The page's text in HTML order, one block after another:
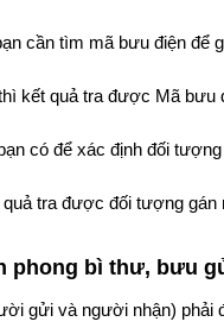
cần tìm mã bưu điện để
kết quả tra được Mã bưu
có để xác định đối
tra được đối tượng gán
phong bì thư, bưu
gửi và người nhận) phải